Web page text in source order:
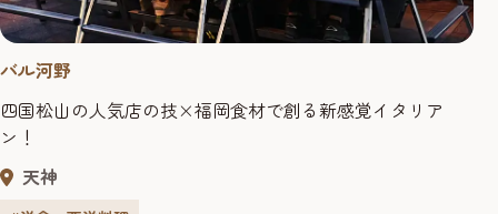
バル河野
四国松山の人気店の技×福岡食材で創る新感覚イタリア
ン！
天神